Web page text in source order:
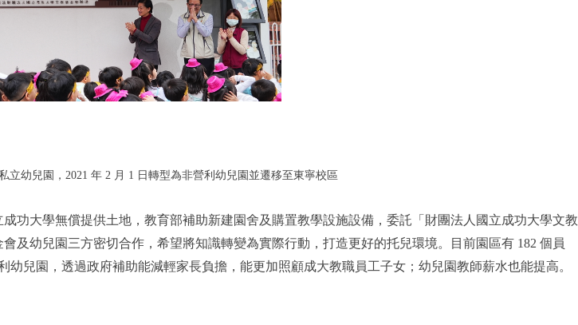
立幼兒園，2021 年 2 月 1 日轉型為非營利幼兒園並遷移至東寧校區
功大學無償提供土地，教育部補助新建園舍及購置教學設施設備，委託「財團法人國立成功大學文教
幼兒園三方密切合作，希望將知識轉變為實際行動，打造更好的托兒環境。目前園區有 182 個員
兒園，透過政府補助能減輕家長負擔，能更加照顧成大教職員工子女；幼兒園教師薪水也能提高。